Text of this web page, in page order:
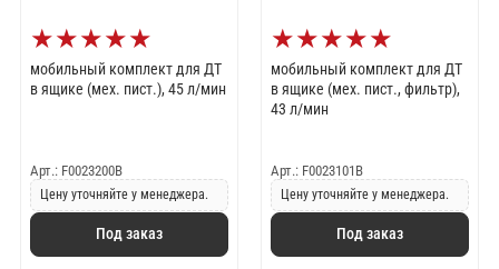
★★★★★
мобильный комплект для ДТ
в ящике (мех. пист.), 45 л/мин
Арт.: F0023200B
Цену уточняйте у менеджера.
Под заказ
★★★★★
мобильный комплект для ДТ
в ящике (мех. пист., фильтр),
43 л/мин
Арт.: F0023101B
Цену уточняйте у менеджера.
Под заказ